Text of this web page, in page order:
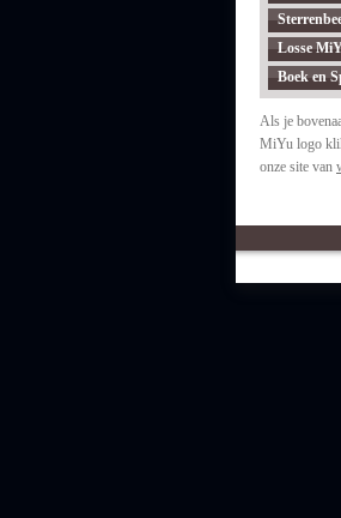
Losse
Boek en
Als je
MiYu logo
onze site van